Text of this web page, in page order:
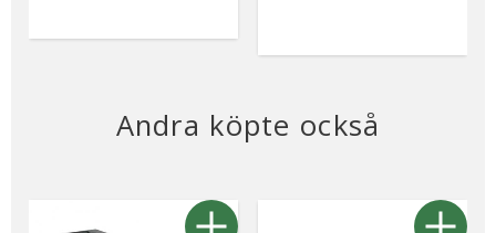
Andra köpte också